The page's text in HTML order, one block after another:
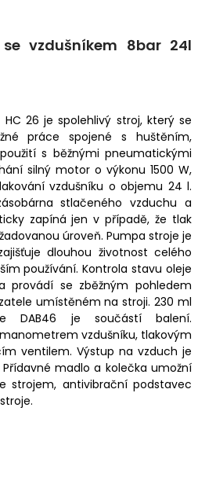
vzdušníkem 8bar 24l
26 je spolehlivý stroj, který se
práce spojené s huštěním,
s běžnými pneumatickými
silný motor o výkonu 1500 W,
vzdušníku o objemu 24 l.
stlačeného vzduchu a
zapíná jen v případě, že tlak
úroveň. Pumpa stroje je
dlouhou životnost celého
používání. Kontrola stavu oleje
provádí se zběžným pohledem
umístěném na stroji. 230 ml
DAB46 je součástí balení.
vzdušníku, tlakovým
ventilem. Výstup na vzduch je
madlo a kolečka umožní
strojem, antivibrační podstavec